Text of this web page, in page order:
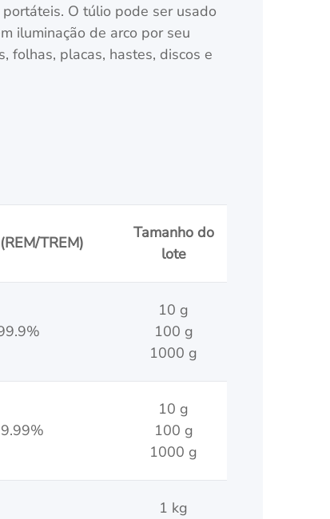
O túlio pode ser usado
iluminação de arco por seu
folhas, placas, hastes, discos e
TREM)
Tamanho do
lote
10 g
100 g
1000 g
10 g
100 g
1000 g
1 kg